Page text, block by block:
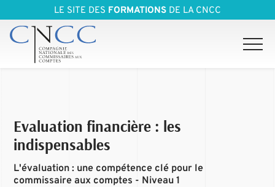
LE SITE DES FORMATIONS DE LA CNCC
Evaluation financière : les
indispensables
L'évaluation : une compétence clé pour le
commissaire aux comptes - Niveau 1